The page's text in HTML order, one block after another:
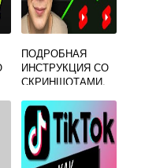
ПОДРОБНАЯ
ИНСТРУКЦИЯ СО
СКРИНШОТАМИ,
АККАУНТ В ТИК
ТОК